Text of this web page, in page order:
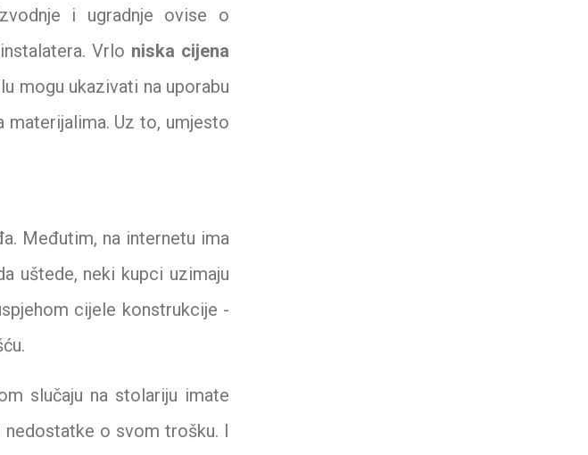
i ugradnje ovise o
Vrlo niska cijena
mogu ukazivati na uporabu
materijalima. Uz to, umjesto
Međutim, na internetu ima
uštede, neki kupci uzimaju
cijele konstrukcije -
slučaju na stolariju imate
nedostatke o svom trošku. I